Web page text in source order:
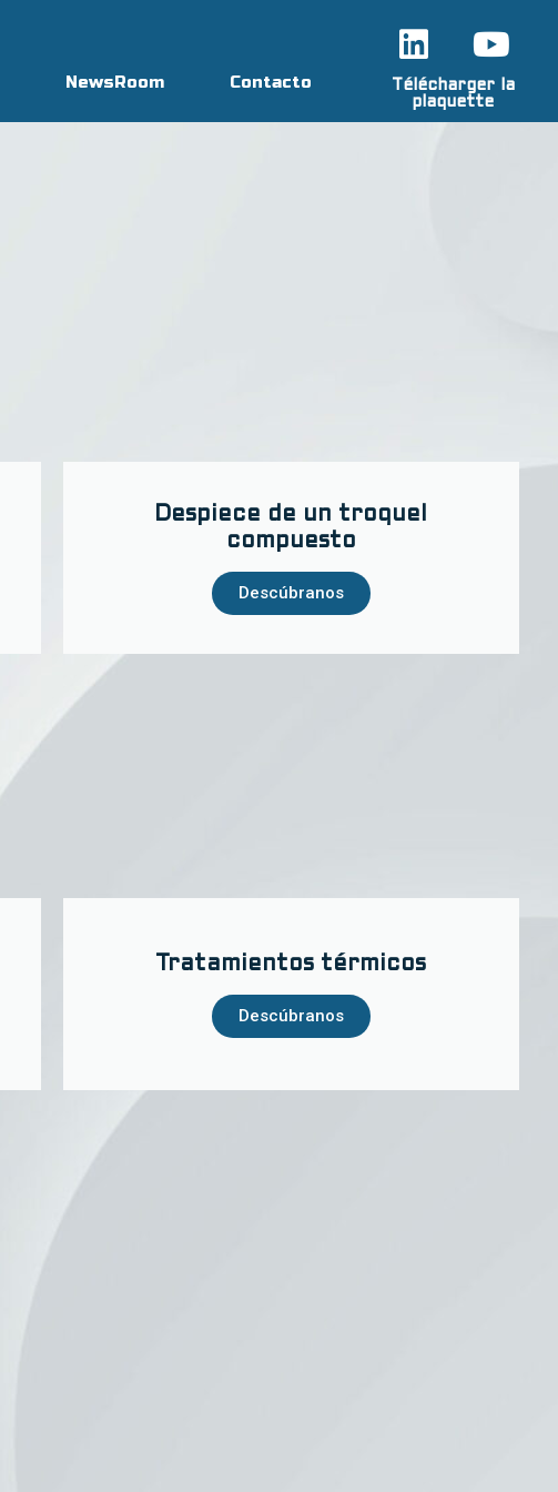
NewsRoom Contacto
Télécharger la
plaquette
Despiece de un troquel
compuesto
Descúbranos
Tratamientos térmicos
Descúbranos